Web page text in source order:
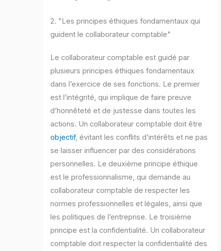
2. "Les principes éthiques fondamentaux qui
guident le collaborateur comptable"
Le collaborateur comptable est guidé par
plusieurs principes éthiques fondamentaux
dans l’exercice de ses fonctions. Le premier
est l’intégrité, qui implique de faire preuve
d’honnêteté et de justesse dans toutes les
actions. Un collaborateur comptable doit être
objectif, évitant les conflits d’intérêts et ne pas
se laisser influencer par des considérations
personnelles. Le deuxième principe éthique
est le professionnalisme, qui demande au
collaborateur comptable de respecter les
normes professionnelles et légales, ainsi que
les politiques de l’entreprise. Le troisième
principe est la confidentialité. Un collaborateur
comptable doit respecter la confidentialité des